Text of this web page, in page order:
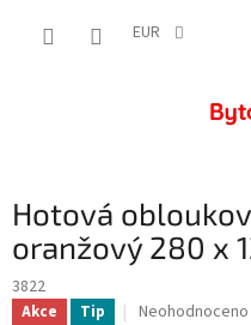
EUR
Hotová
oranžový 280 x
3822
Akce Tip
Průměrné
Neohodnoceno